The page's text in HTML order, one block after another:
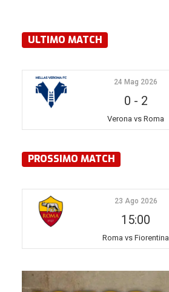
ULTIMO MATCH
24 Mag 2026
0 - 2
Verona vs Roma
PROSSIMO MATCH
23 Ago 2026
15:00
Roma vs Fiorentina